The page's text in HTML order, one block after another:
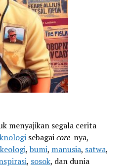
menyajikan segala cerita
sebagaicore-nya,
, bumi, manusia, satwa,
, sosok, dan dunia